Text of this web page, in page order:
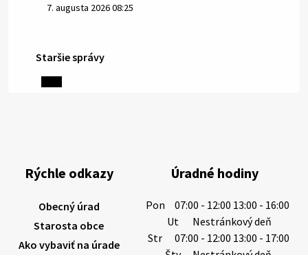
7. augusta 2026 08:25
6. augusta 2026 08:13
výdatnosti vodárenských zdrojov.
Západoslovenská vodárenská spoločnosť preto
6. augusta 2026 08:12
Staršie správy
Rýchle odkazy
Obecný úrad
Starosta obce
Ako vybaviť na úrade
Úradné hodiny
Pon
07:00 - 12:00 13:00 - 16:00
Ut
Nestránkový deň
Str
07:00 - 12:00 13:00 - 17:00